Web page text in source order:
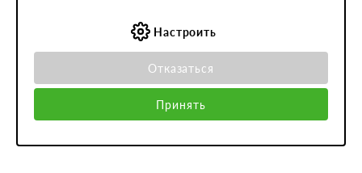
Настроить
Отказаться
Принять